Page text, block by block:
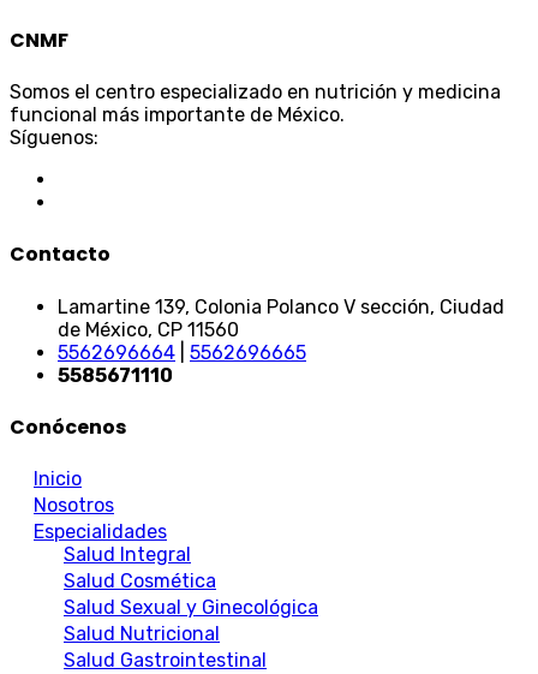
CNMF
Somos el centro especializado en nutrición y medicina
funcional más importante de México.
Síguenos:
Contacto
Lamartine 139, Colonia Polanco V sección, Ciudad
de México, CP 11560
5562696664
5562696665
5585671110
Conócenos
Inicio
Nosotros
Especialidades
Salud Integral
Salud Cosmética
Salud Sexual y Ginecológica
Salud Nutricional
Salud Gastrointestinal